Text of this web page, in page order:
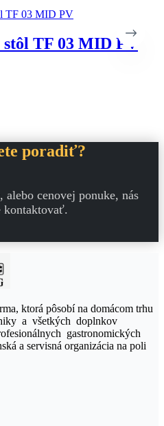
TF 03 MID PV
poradiť?
cenovej ponuke, nás
kontaktovať.
ktorá pôsobí na domácom trhu
a všetkých doplnkov
gastronomických
a servisná organizácia na poli